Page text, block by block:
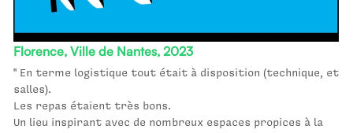
Florence, Ville de Nantes, 2023
" En terme logistique tout était à disposition (technique, et
salles).
Les repas étaient très bons.
Un lieu inspirant avec de nombreux espaces propices à la